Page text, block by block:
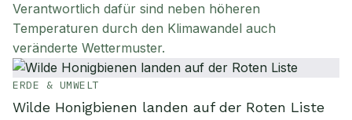
Verantwortlich dafür sind neben höheren
Temperaturen durch den Klimawandel auch
veränderte Wettermuster.
ERDE & UMWELT
Wilde Honigbienen landen auf der Roten Liste